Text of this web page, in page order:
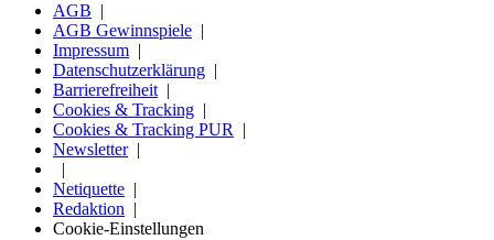
AGB
AGB Gewinnspiele
Impressum
Datenschutzerklärung
Barrierefreiheit
Cookies & Tracking
Cookies & Tracking PUR
Newsletter
Netiquette
Redaktion
Cookie-Einstellungen